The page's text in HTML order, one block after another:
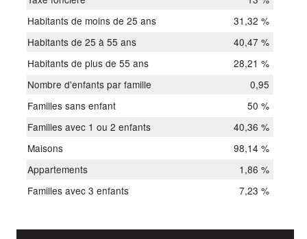
Habitants de moins de 25 ans
31,32 %
Habitants de 25 à 55 ans
40,47 %
Habitants de plus de 55 ans
28,21 %
Nombre d'enfants par famille
0,95
Familles sans enfant
50 %
Familles avec 1 ou 2 enfants
40,36 %
Maisons
98,14 %
Appartements
1,86 %
Familles avec 3 enfants
7,23 %